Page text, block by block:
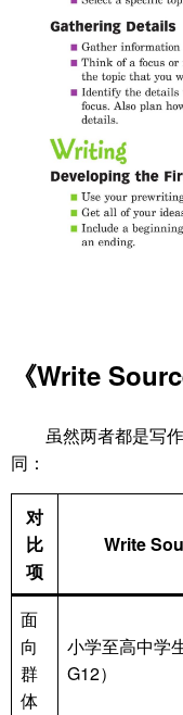
《Write
虽然两者都是写
同：
对
比
项
Write
面
向
群
体
小学至高中学
G12）